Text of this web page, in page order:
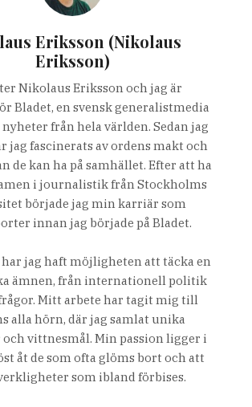
Eriksson (Nikolaus
Eriksson)
Nikolaus Eriksson och jag är
Bladet, en svensk generalistmedia
från hela världen. Sedan jag
jag fascinerats av ordens makt och
de kan ha på samhället. Efter att ha
i journalistik från Stockholms
började jag min karriär som
innan jag började på Bladet.
jag haft möjligheten att täcka en
ämnen, från internationell politik
Mitt arbete har tagit mig till
alla hörn, där jag samlat unika
vittnesmål. Min passion ligger i
åt de som ofta glöms bort och att
som ibland förbises.